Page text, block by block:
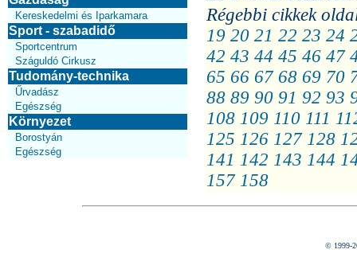
Kereskedelmi és Iparkamara
Sport - szabadidő
Sportcentrum
Száguldó Cirkusz
Tudomány-technika
Űrvadász
Egészség
Környezet
Borostyán
Egészség
Régebbi cikkek
19 20 21 22 23 24
42 43 44 45 46 47
65 66 67 68 69 70
88 89 90 91 92 93
108 109 110 111
125 126 127 128
141 142 143 144
157 158
© 1999-